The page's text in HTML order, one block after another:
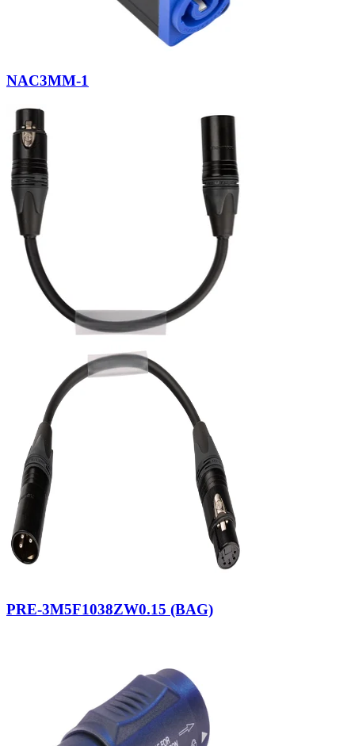
NAC3MM-1
PRE-3M5F1038ZW0.15 (BAG)